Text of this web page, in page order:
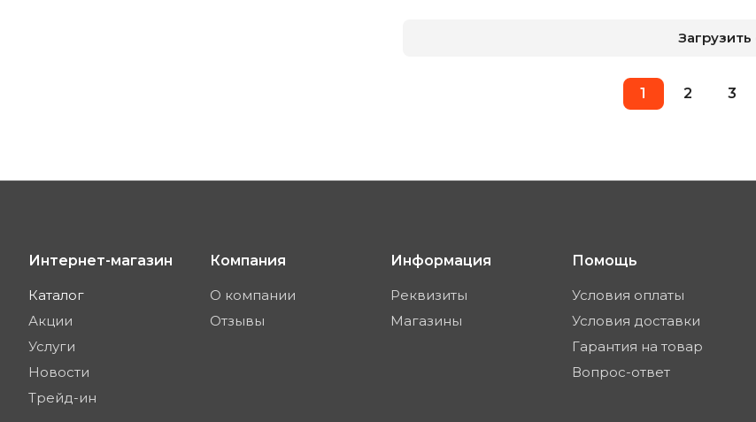
1 2 3
Интернет-магазин
Каталог
Акции
Услуги
Новости
Трейд-ин
Компания
О компании
Отзывы
Информация
Реквизиты
Магазины
Помощь
Условия оплаты
Условия доставки
Гарантия на товар
Вопрос-ответ